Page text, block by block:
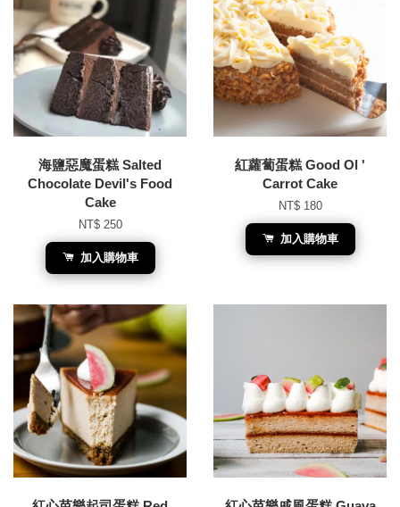
海鹽惡魔蛋糕 Salted
Chocolate Devil's Food
Cake
NT$ 250
加入購物車
紅蘿蔔蛋糕 Good Ol '
Carrot Cake
NT$ 180
加入購物車